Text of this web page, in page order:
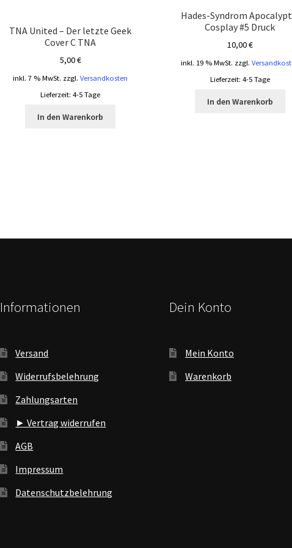
TNA United – Der letzte Geek
Cover C TNA
5,00€
inkl. 7 % MwSt. zzgl.Versandkosten
Lieferzeit:4-5 Tage
In den Warenkorb
Hades-Syndrom
Cosplay #5 Druck
10,00€
inkl. 19 % MwSt. zzgl.
Lieferzeit: 4-5 Tage
In den Warenkorb
Informationen
Versand
Widerrufsbelehrung
Zahlungsarten
► Vertrag widerrufen
AGB
Impressum
Datenschutzbelehrung
Dein Konto
Mein Konto
Warenkorb